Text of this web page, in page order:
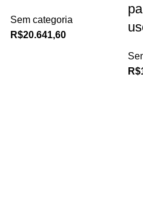
Sem categoria
R$20.641,60
R$